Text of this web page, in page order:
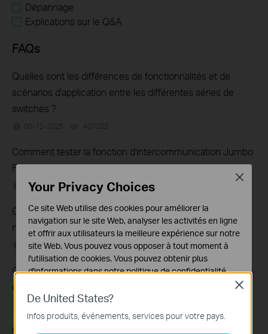
Dépannage
Explications sur le Q&A
FAQs
Quelles sont les différences de fonctionnalités et de
scénarios d'application entre les différentes séries de
switches ?
05-12-2025 407202
Comment tester la fonction d'intercommunication Jumbo
Frame sur les commutateurs TP-Link?
09-04-2020 287587views
Que puis-je faire si les voyants LED Ethernet du switch
non adminsitrable sont éteints?
02-08-2021 415709views
Que puis-je faire si mon PC ne fonctionne pas lorsqu'il est
connecté au switch non administrable par câble?
02-08-2021 317015views
Que puis-je faire si la vitesse est lente lorsque le PC est
De United States?
Infos produits, événements, services pour votre pays.
Close
Your Privacy Choices
Ce site Web utilise des cookies pour améliorer la
navigation sur le site Web, analyser les activités en ligne
et offrir aux utilisateurs la meilleure expérience sur notre
site Web. Vous pouvez vous opposer à tout moment à
l'utilisation de cookies. Vous pouvez obtenir plus
d'informations dans notrepolitique de confidentialité.
Ces cookies sont nécessaires au fonctionnement du
site Web et ne peuvent pas être désactivés dans vos
Close